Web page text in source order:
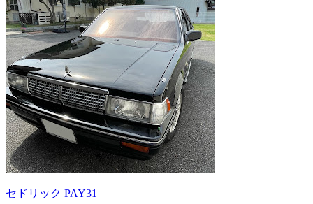
セドリック PAY31